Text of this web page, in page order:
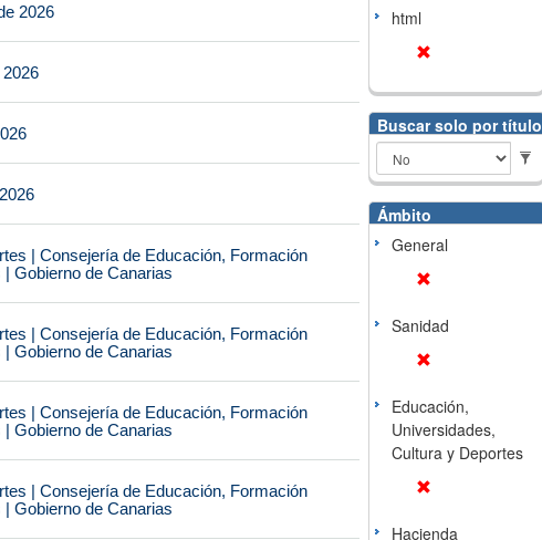
2026
| Consejería de Educación, Formación
Gobierno de Canarias
| Consejería de Educación, Formación
Gobierno de Canarias
| Consejería de Educación, Formación
Gobierno de Canarias
| Consejería de Educación, Formación
Gobierno de Canarias
html
Buscar solo por título
Ámbito
General
Sanidad
Educación,
Universidades,
Cultura y Deportes
Hacienda